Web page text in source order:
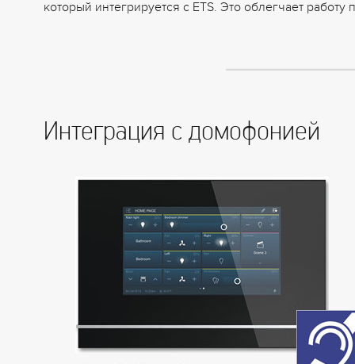
который интегрируется с ETS. Это облегчает
Интеграция с домофонией